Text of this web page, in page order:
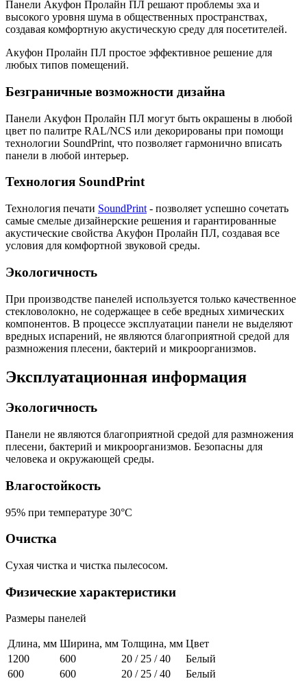
Панели Акуфон Пролайн ПЛ решают проблемы эха и
высокого уровня шума в общественных пространствах,
создавая комфортную акустическую среду для посетителей.
Акуфон Пролайн ПЛ простое эффективное решение для
любых типов помещений.
Безграничные возможности дизайна
Панели Акуфон Пролайн ПЛ могут быть окрашены в любой
цвет по палитре RAL/NCS или декорированы при помощи
технологии SoundPrint, что позволяет гармонично вписать
панели в любой интерьер.
Технология SoundPrint
Технология печати SoundPrint - позволяет успешно сочетать
самые смелые дизайнерские решения и гарантированные
акустические свойства Акуфон Пролайн ПЛ, создавая все
условия для комфортной звуковой среды.
Экологичность
При производстве панелей используется только качественное
стекловолокно, не содержащее в себе вредных химических
компонентов. В процессе эксплуатации панели не выделяют
вредных испарений, не являются благоприятной средой для
размножения плесени, бактерий и микроорганизмов.
Эксплуатационная информация
Экологичность
Панели не являются благоприятной средой для размножения
плесени, бактерий и микроорганизмов. Безопасны для
человека и окружающей среды.
Влагостойкость
95% при температуре 30°С
Очистка
Сухая чистка и чистка пылесосом.
Физические характеристики
Размеры панелей
Длина, мм Ширина, мм Толщина, мм Цвет
1200
600 20 / 25 / 40
Белый
600
600 20 / 25 / 40 Белый